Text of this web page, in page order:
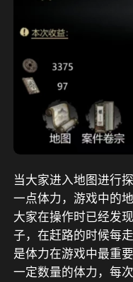
当大家进入地图进行
一点体力，游戏中的
大家在操作时已经发
子，在赶路的时候每
是体力在游戏中最重
一定数量的体力，每